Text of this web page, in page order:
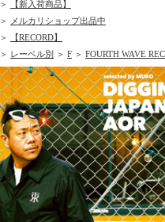
＞
【新入荷商品】
＞
メルカリショップ出品中
＞
【RECORD】
＞ レーベル別 ＞ F ＞ FOURTH WAVE